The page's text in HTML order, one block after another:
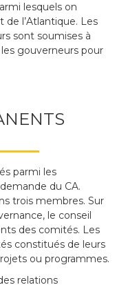
lesquels on
de l’Atlantique. Les
sont soumises à
gouverneurs pour
parmi les
du CA.
trois membres. Sur
le conseil
des comités. Les
constitués de leurs
ou programmes.
relations